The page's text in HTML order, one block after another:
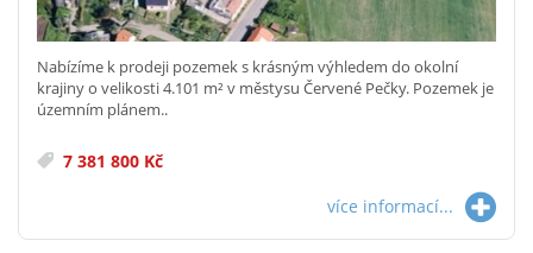
Nabízíme k prodeji pozemek s krásným výhledem do okolní
krajiny o velikosti 4.101 m² v městysu Červené Pečky. Pozemek je
územním plánem..
7 381 800 Kč
více informací...